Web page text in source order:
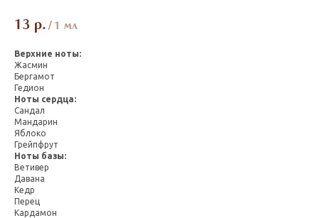
13 р. / 1 мл
Верхние ноты:
Жасмин
Бергамот
Гедион
Ноты сердца:
Сандал
Мандарин
Яблоко
Грейпфрут
Ноты базы:
Ветивер
Давана
Кедр
Перец
Кардамон